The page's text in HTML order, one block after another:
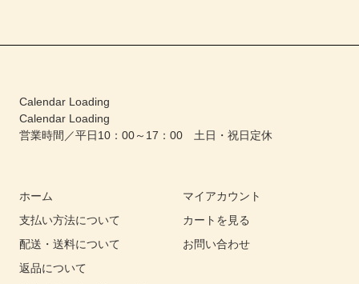
Calendar Loading
Calendar Loading
営業時間／平日10：00～17：00 土日・祝日定休
ホーム
支払い方法について
配送・送料について
返品について
マイアカウント
カートを見る
お問い合わせ